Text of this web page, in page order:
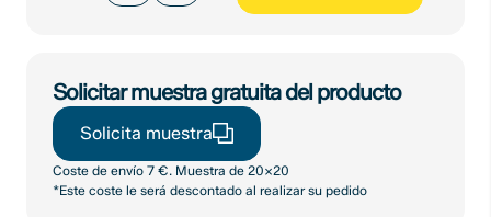
60x60
cantidad
Solicitar muestra gratuita del producto
Solicita muestra
Coste de envío 7 €. Muestra de 20x20
*Este coste le será descontado al realizar su pedido